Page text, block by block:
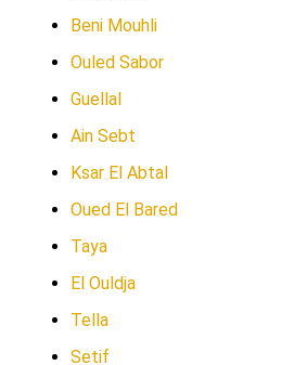
Beni Mouhli
Ouled Sabor
Guellal
Ain Sebt
Ksar El Abtal
Oued El Bared
Taya
El Ouldja
Tella
Setif